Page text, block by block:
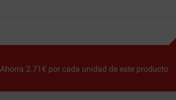
Ahorra 2.71€ por cada unidad de este producto